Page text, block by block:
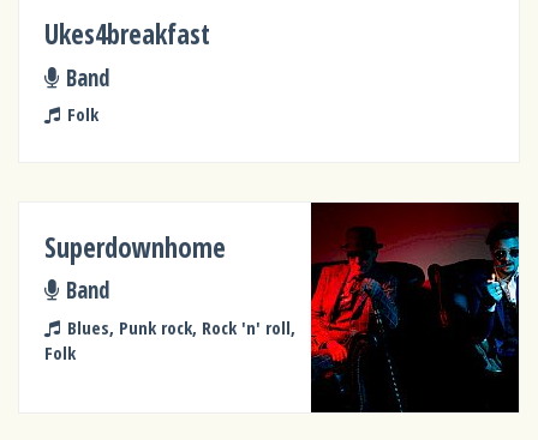
Ukes4breakfast
Band
Folk
Superdownhome
Band
Blues, Punk rock, Rock 'n' roll,
Folk